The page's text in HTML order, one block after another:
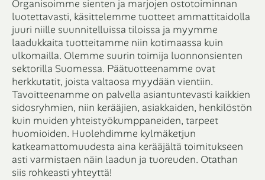
Organisoimme sienten ja marjojen ostotoiminnan
luotettavasti, käsittelemme tuotteet ammattitaidolla
juuri niille suunnitelluissa tiloissa ja myymme
laadukkaita tuotteitamme niin kotimaassa kuin
ulkomailla. Olemme suurin toimija luonnonsienten
sektorilla Suomessa. Päätuotteenamme ovat
herkkutatit, joista valtaosa myydään vientiin.
Tavoitteenamme on palvella asiantuntevasti kaikkien
sidosryhmien, niin kerääjien, asiakkaiden, henkilöstön
kuin muiden yhteistyökumppaneiden, tarpeet
huomioiden. Huolehdimme kylmäketjun
katkeamattomuudesta aina kerääjältä toimitukseen
asti varmistaen näin laadun ja tuoreuden. Otathan
siis rohkeasti yhteyttä!